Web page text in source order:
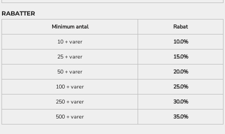
RABATTER
Minimum antal
Rabat
10 + varer
10.0%
25 + varer
15.0%
50 + varer
20.0%
100 + varer
25.0%
250 + varer
30.0%
500 + varer
35.0%